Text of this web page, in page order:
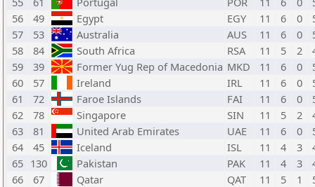
56
49 Egypt EGY 11 6 0
57
53 Australia AUS 11 6 0
58
84 South Africa RSA 11 5 2
59
39 Former Yug Rep of Macedonia MKD 11 6 0
60
57 Ireland IRL 11 6 0
61
72 Faroe Islands FAI 11 6 0
62
78 Singapore SIN 11 5 2
63
81 United Arab Emirates UAE 11 6 0
64
45 Iceland ISL 11 4 3
65 130 Pakistan PAK 11 4 3
66
67 Qatar QAT 11 5 1